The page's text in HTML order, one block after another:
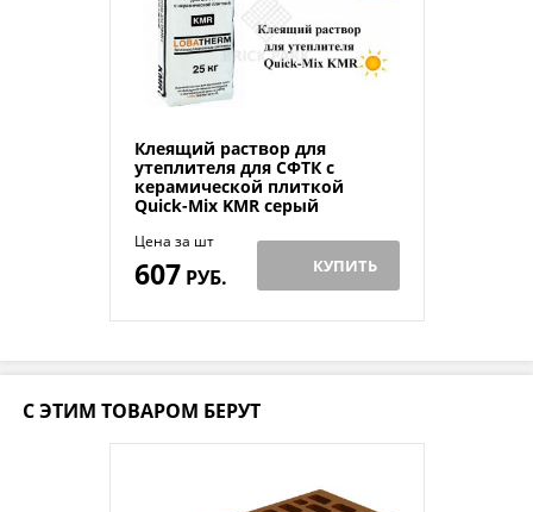
Клеящий раствор для
утеплителя для СФТК с
керамической плиткой
Quick-Mix KMR серый
Цена за шт
607 РУБ. КУПИТЬ
С ЭТИМ ТОВАРОМ БЕРУТ